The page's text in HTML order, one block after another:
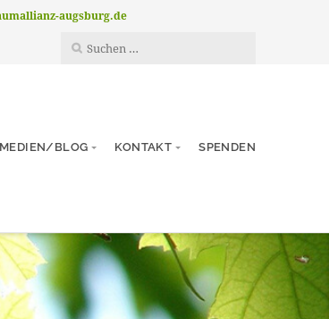
augsburg.de
MEDIEN/BLOG KONTAKT SPENDEN